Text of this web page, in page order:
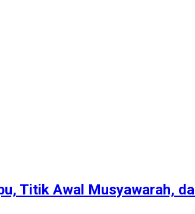
Titik Awal Musyawarah,